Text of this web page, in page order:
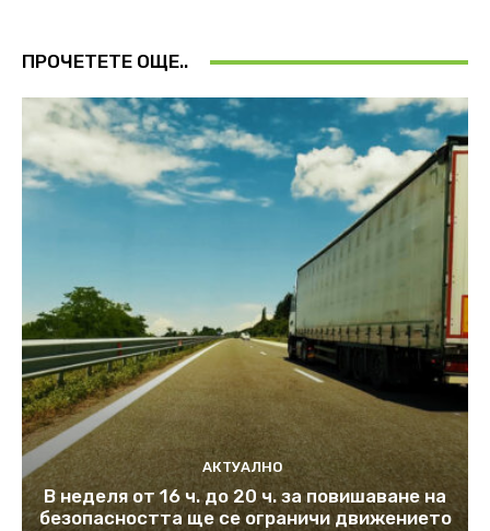
ПРОЧЕТЕТЕ ОЩЕ..
АКТУАЛНО
В неделя от 16 ч. до 20 ч. за повишаване на
безопасността ще се ограничи движението